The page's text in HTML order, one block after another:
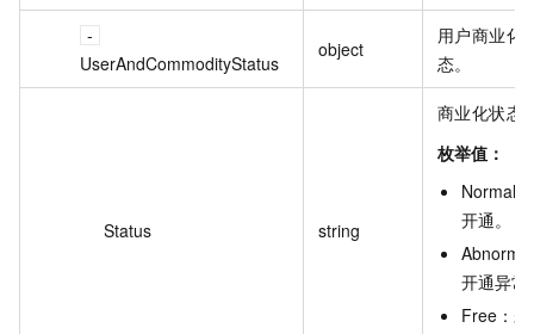
UserAndCommodityStatus
object
用户商业化
态。
Status string
商业化状态
枚举值：
Normal
开通 。
Abnormal
开通异常
Free ：